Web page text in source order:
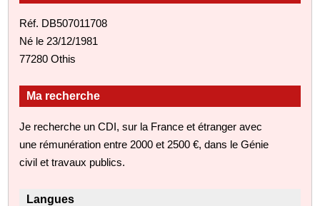
Réf. DB507011708
Né le 23/12/1981
77280 Othis
Ma recherche
Je recherche un CDI, sur la France et étranger avec
une rémunération entre 2000 et 2500 €, dans le Génie
civil et travaux publics.
Langues